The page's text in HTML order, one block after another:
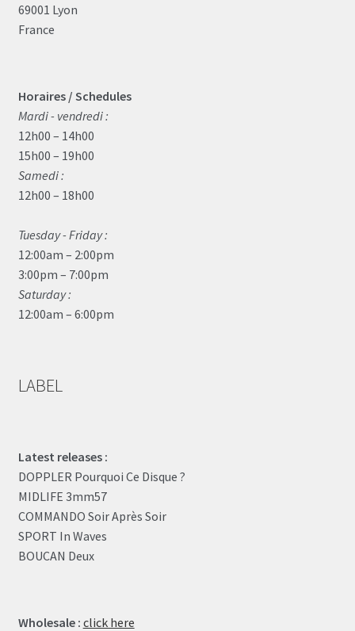
69001 Lyon
France
Horaires / Schedules
Mardi - vendredi :
12h00 – 14h00
15h00 – 19h00
Samedi :
12h00 – 18h00
Tuesday - Friday :
12:00am – 2:00pm
3:00pm – 7:00pm
Saturday :
12:00am – 6:00pm
LABEL
Latest releases :
DOPPLER Pourquoi Ce Disque ?
MIDLIFE 3mm57
COMMANDO Soir Après Soir
SPORT In Waves
BOUCAN Deux
Wholesale : click here